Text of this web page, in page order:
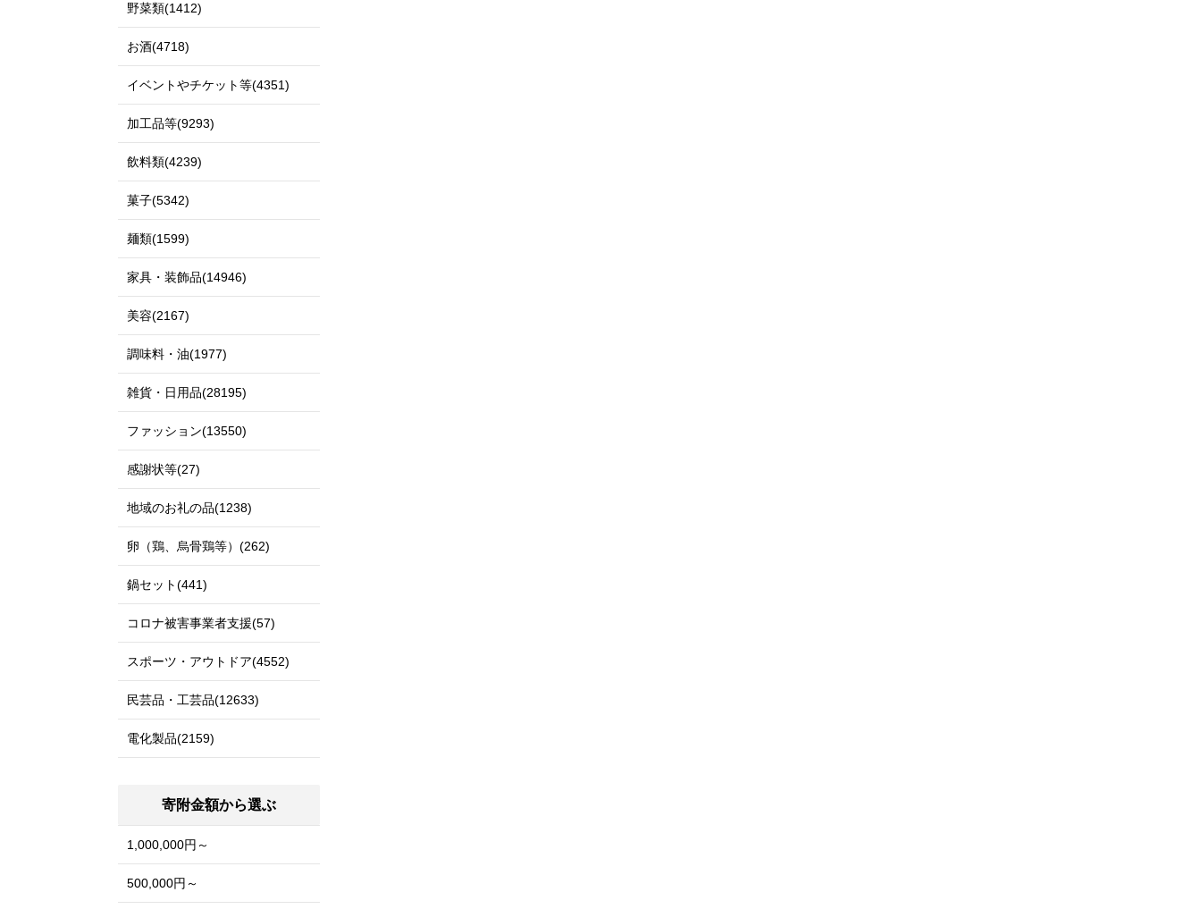
野菜類(1412)
お酒(4718)
イベントやチケット等(4351)
加工品等(9293)
飲料類(4239)
菓子(5342)
麺類(1599)
家具・装飾品(14946)
美容(2167)
調味料・油(1977)
雑貨・日用品(28195)
ファッション(13550)
感謝状等(27)
地域のお礼の品(1238)
卵（鶏、烏骨鶏等）(262)
鍋セット(441)
コロナ被害事業者支援(57)
スポーツ・アウトドア(4552)
民芸品・工芸品(12633)
電化製品(2159)
寄附金額から選ぶ
1,000,000円～
500,000円～